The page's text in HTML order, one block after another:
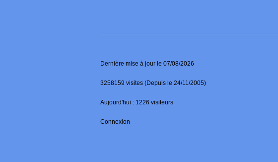
Dernière mise à jour le 07/08/2026
3258159 visites (Depuis le 24/11/2005)
Aujourd'hui : 1226 visiteurs
Connexion